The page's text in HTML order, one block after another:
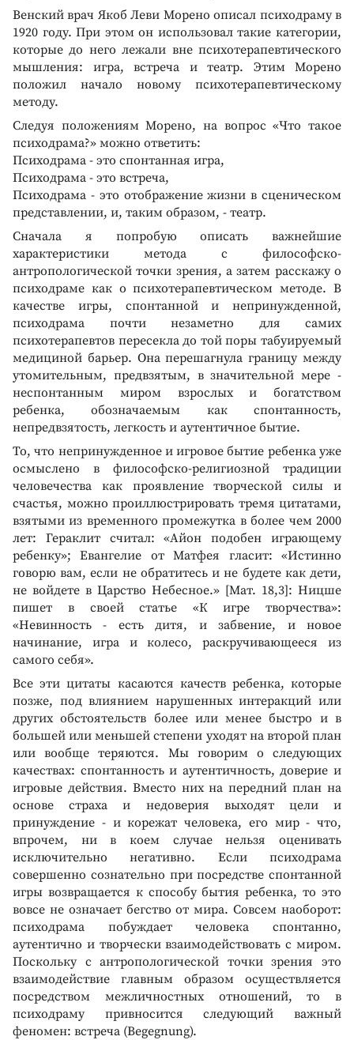
Венский врач Якоб Леви Морено описал психодраму в
1920 году. При этом он использовал такие категории,
которые до него лежали вне психотерапевтического
мышления: игра, встреча и театр. Этим Морено
положил начало новому психотерапевтическому
методу.
Следуя положениям Морено, на вопрос «Что такое
психодрама?» можно ответить:
Психодрама - это спонтанная игра,
Психодрама - это встреча,
Психодрама - это отображение жизни в сценическом
представлении, и, таким образом, - театр.
Сначала я попробую описать важнейшие
характеристики метода с философско-
антропологической точки зрения, а затем расскажу о
психодраме как о психотерапевтическом методе. В
качестве игры, спонтанной и непринужденной,
психодрама почти незаметно для самих
психотерапевтов пересекла до той поры табуируемый
медициной барьер. Она перешагнула границу между
утомительным, предвзятым, в значительной мере -
неспонтанным миром взрослых и богатством
ребенка, обозначаемым как спонтанность,
непредвзятость, легкость и аутентичное бытие.
То, что непринужденное и игровое бытие ребенка уже
осмыслено в философско-религиозной традиции
человечества как проявление творческой силы и
счастья, можно проиллюстрировать тремя цитатами,
взятыми из временного промежутка в более чем 2000
лет: Гераклит считал: «Айон подобен играющему
ребенку»; Евангелие от Матфея гласит: «Истинно
говорю вам, если не обратитесь и не будете как дети,
не войдете в Царство Небесное.» [Мат. 18,3]: Ницше
пишет в своей статье «К игре творчества»:
«Невинность - есть дитя, и забвение, и новое
начинание, игра и колесо, раскручивающееся из
самого себя».
Все эти цитаты касаются качеств ребенка, которые
позже, под влиянием нарушенных интеракций или
других обстоятельств более или менее быстро и в
большей или меньшей степени уходят на второй план
или вообще теряются. Мы говорим о следующих
качествах: спонтанность и аутентичность, доверие и
игровые действия. Вместо них на передний план на
основе страха и недоверия выходят цели и
принуждение - и корежат человека, его мир - что,
впрочем, ни в коем случае нельзя оценивать
исключительно негативно. Если психодрама
совершенно сознательно при посредстве спонтанной
игры возвращается к способу бытия ребенка, то это
вовсе не означает бегство от мира. Совсем наоборот:
психодрама побуждает человека спонтанно,
аутентично и творчески взаимодействовать с миром.
Поскольку с антропологической точки зрения это
взаимодействие главным образом осуществляется
посредством межличностных отношений, то в
психодраму привносится следующий важный
феномен: встреча (Begegnung).